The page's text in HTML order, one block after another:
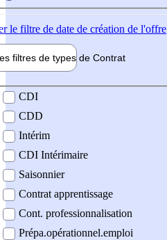
le filtre de date de création de l'offre
filtres de types de Contrat
contrat
CDI
CDD
Intérim
CDI Intérimaire
Saisonnier
Contrat apprentissage
Cont. professionnalisation
Prépa.opérationnel.emploi